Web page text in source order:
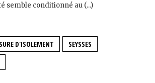
semble conditionné au (...)
D'ISOLEMENT
SEYSSES